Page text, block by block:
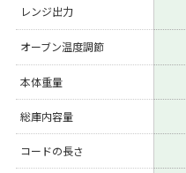
レンジ出力
オーブン温度調節
本体重量
総庫内容量
コードの長さ